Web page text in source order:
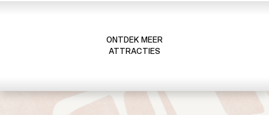
ONTDEK MEER
ATTRACTIES